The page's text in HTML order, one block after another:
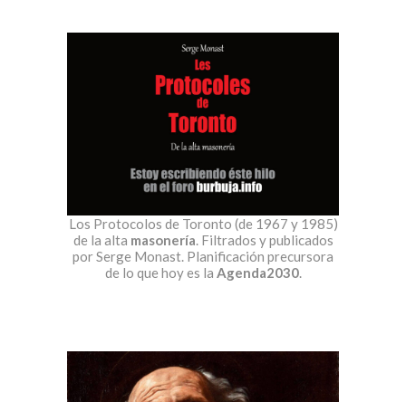
Los Protocolos de Toronto (de 1967 y 1985)
de la alta masonería. Filtrados y publicados
por Serge Monast. Planificación precursora
de lo que hoy es la Agenda2030.